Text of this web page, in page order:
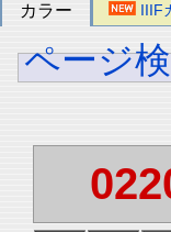
カラー IIIF
ページ